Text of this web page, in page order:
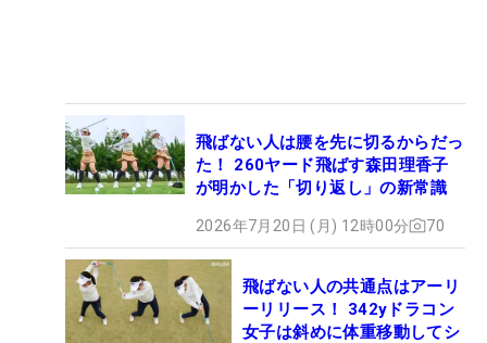
飛ばない人は腰を先に切るからだっ
た！ 260ヤード飛ばす森田理香子
が明かした「切り返し」の新常識
2026年7月20日 (月) 12時00分 70
飛ばない人の共通点はアーリ
ーリリース！ 342yドラコン
女子は斜めに体重移動してシ